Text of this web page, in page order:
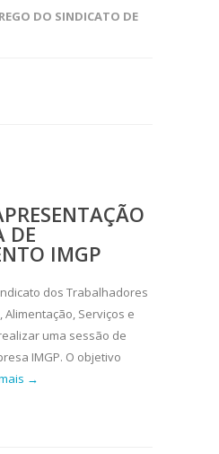
DO SINDICATO DE
DE
IMGP
dos Trabalhadores
Serviços e
uma sessão de
IMGP. O objetivo
→